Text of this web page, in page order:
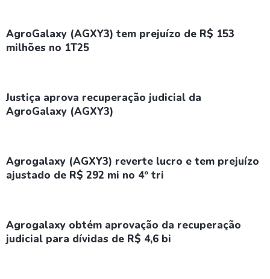
AgroGalaxy (AGXY3) tem prejuízo de R$ 153
milhões no 1T25
Justiça aprova recuperação judicial da
AgroGalaxy (AGXY3)
Agrogalaxy (AGXY3) reverte lucro e tem prejuízo
ajustado de R$ 292 mi no 4º tri
Agrogalaxy obtém aprovação da recuperação
judicial para dívidas de R$ 4,6 bi